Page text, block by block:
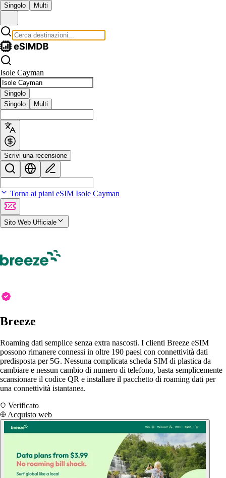
Singolo Multi
Isole Cayman
Singolo
Singolo
Multi
Scrivi una recensione
Torna ai piani eSIM Isole Cayman
Sito Web Ufficiale
Breeze
Roaming dati semplice senza extra nascosti. I clienti Breeze eSIM
possono rimanere connessi in oltre 190 paesi con connettività dati
predisposta per 5G. Nessuna complicata scheda SIM di plastica da
cambiare e nessun cambio di numero di telefono, basta semplicemente
scansionare il codice QR e installare il pacchetto di roaming dati per
una connettività istantanea.
Verificato
Acquisto web